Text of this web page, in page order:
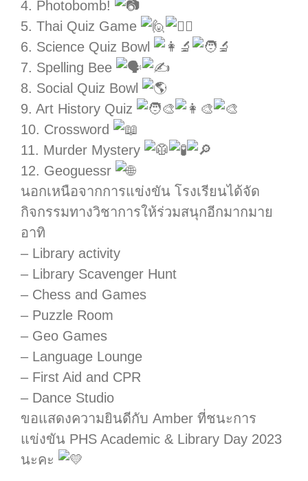
4. Photobomb!
5. Thai Quiz Game
6. Science Quiz Bowl
7. Spelling Bee
8. Social Quiz Bowl
9. Art History Quiz
10. Crossword
11. Murder Mystery
12. Geoguessr
นอกเหนือจากการแข่งขัน โรงเรียนได้จัด
กิจกรรมทางวิชาการให้ร่วมสนุกอีกมากมาย
อาทิ
– Library activity
– Library Scavenger Hunt
– Chess and Games
– Puzzle Room
– Geo Games
– Language Lounge
– First Aid and CPR
– Dance Studio
ขอแสดงความยินดีกับ Amber ที่ชนะการ
แข่งขัน PHS Academic & Library Day 2023
นะคะ